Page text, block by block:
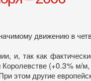
движению в
и, так как
(+0.3% м/
этом другие